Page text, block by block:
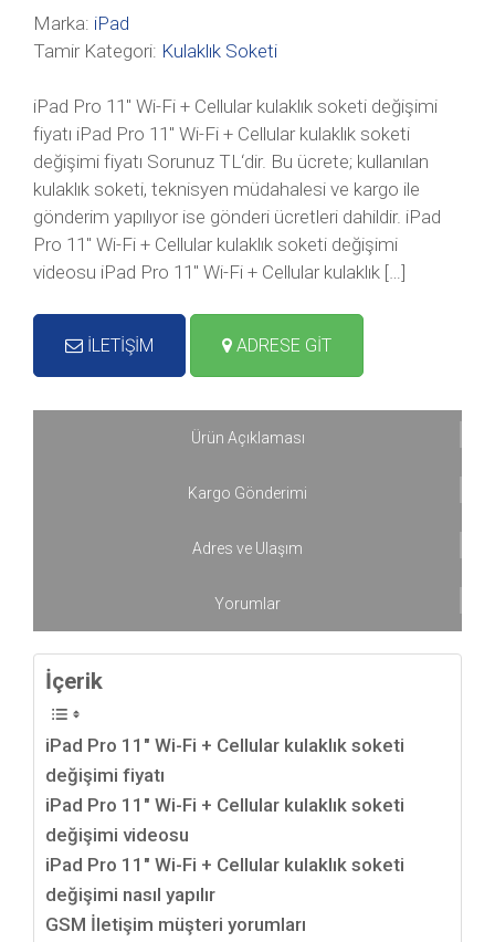
Marka: iPad
Tamir Kategori: Kulaklık Soketi
iPad Pro 11″ Wi-Fi + Cellular kulaklık soketi değişimi
fiyatı iPad Pro 11″ Wi-Fi + Cellular kulaklık soketi
değişimi fiyatı Sorunuz TL‘dir. Bu ücrete; kullanılan
kulaklık soketi, teknisyen müdahalesi ve kargo ile
gönderim yapılıyor ise gönderi ücretleri dahildir. iPad
Pro 11″ Wi-Fi + Cellular kulaklık soketi değişimi
videosu iPad Pro 11″ Wi-Fi + Cellular kulaklık […]
İLETİŞİM ADRESE GİT
Ürün Açıklaması
Kargo Gönderimi
Adres ve Ulaşım
Yorumlar
İçerik
iPad Pro 11″ Wi-Fi + Cellular kulaklık soketi
değişimi fiyatı
iPad Pro 11″ Wi-Fi + Cellular kulaklık soketi
değişimi videosu
iPad Pro 11″ Wi-Fi + Cellular kulaklık soketi
değişimi nasıl yapılır
GSM İletişim müşteri yorumları